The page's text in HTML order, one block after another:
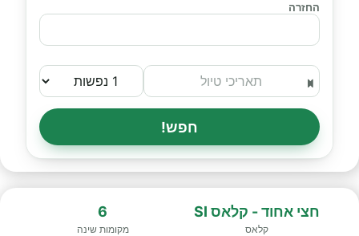
החזרה
חפש!
חצי אחוד - קלאס SI
קלאס
6
מקומות שינה